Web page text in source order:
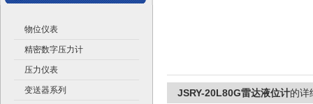
物位仪表
精密数字压力计
压力仪表
变送器系列 JSRY-20L80G雷达液位计的详